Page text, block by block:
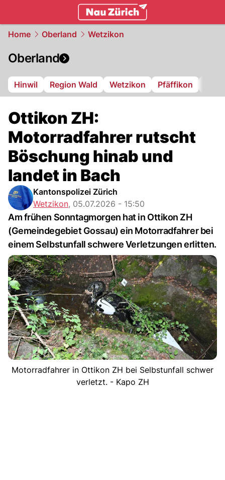
Home Oberland Wetzikon
Oberland
Hinwil Region Wald Wetzikon Pfäffikon
Ottikon ZH:
Motorradfahrer rutscht
Böschung hinab und
landet in Bach
Kantonspolizei Zürich
Wetzikon, 05.07.2026 - 15:50
Am frühen Sonntagmorgen hat in Ottikon ZH
(Gemeindegebiet Gossau) ein Motorradfahrer bei
einem Selbstunfall schwere Verletzungen erlitten.
Motorradfahrer in Ottikon ZH bei Selbstunfall schwer
verletzt. - Kapo ZH